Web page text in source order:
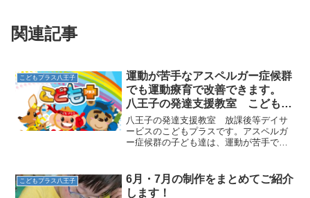
関連記事
こどもプラス八王子
運動が苦手なアスペルガー症候群
でも運動療育で改善できます。
八王子の発達支援教室 こどもプ
ラスの放課後等デイサービス
八王子の発達支援教室 放課後等デイサ
ービスのこどもプラスです。アスペルガ
ー症候群の子ども達は、運動が苦手で手
まく理解できず、頭と体がバラバラにな
ってしまっているためです...
こどもプラス八王子
6月・7月の制作をまとめてご紹介
します！